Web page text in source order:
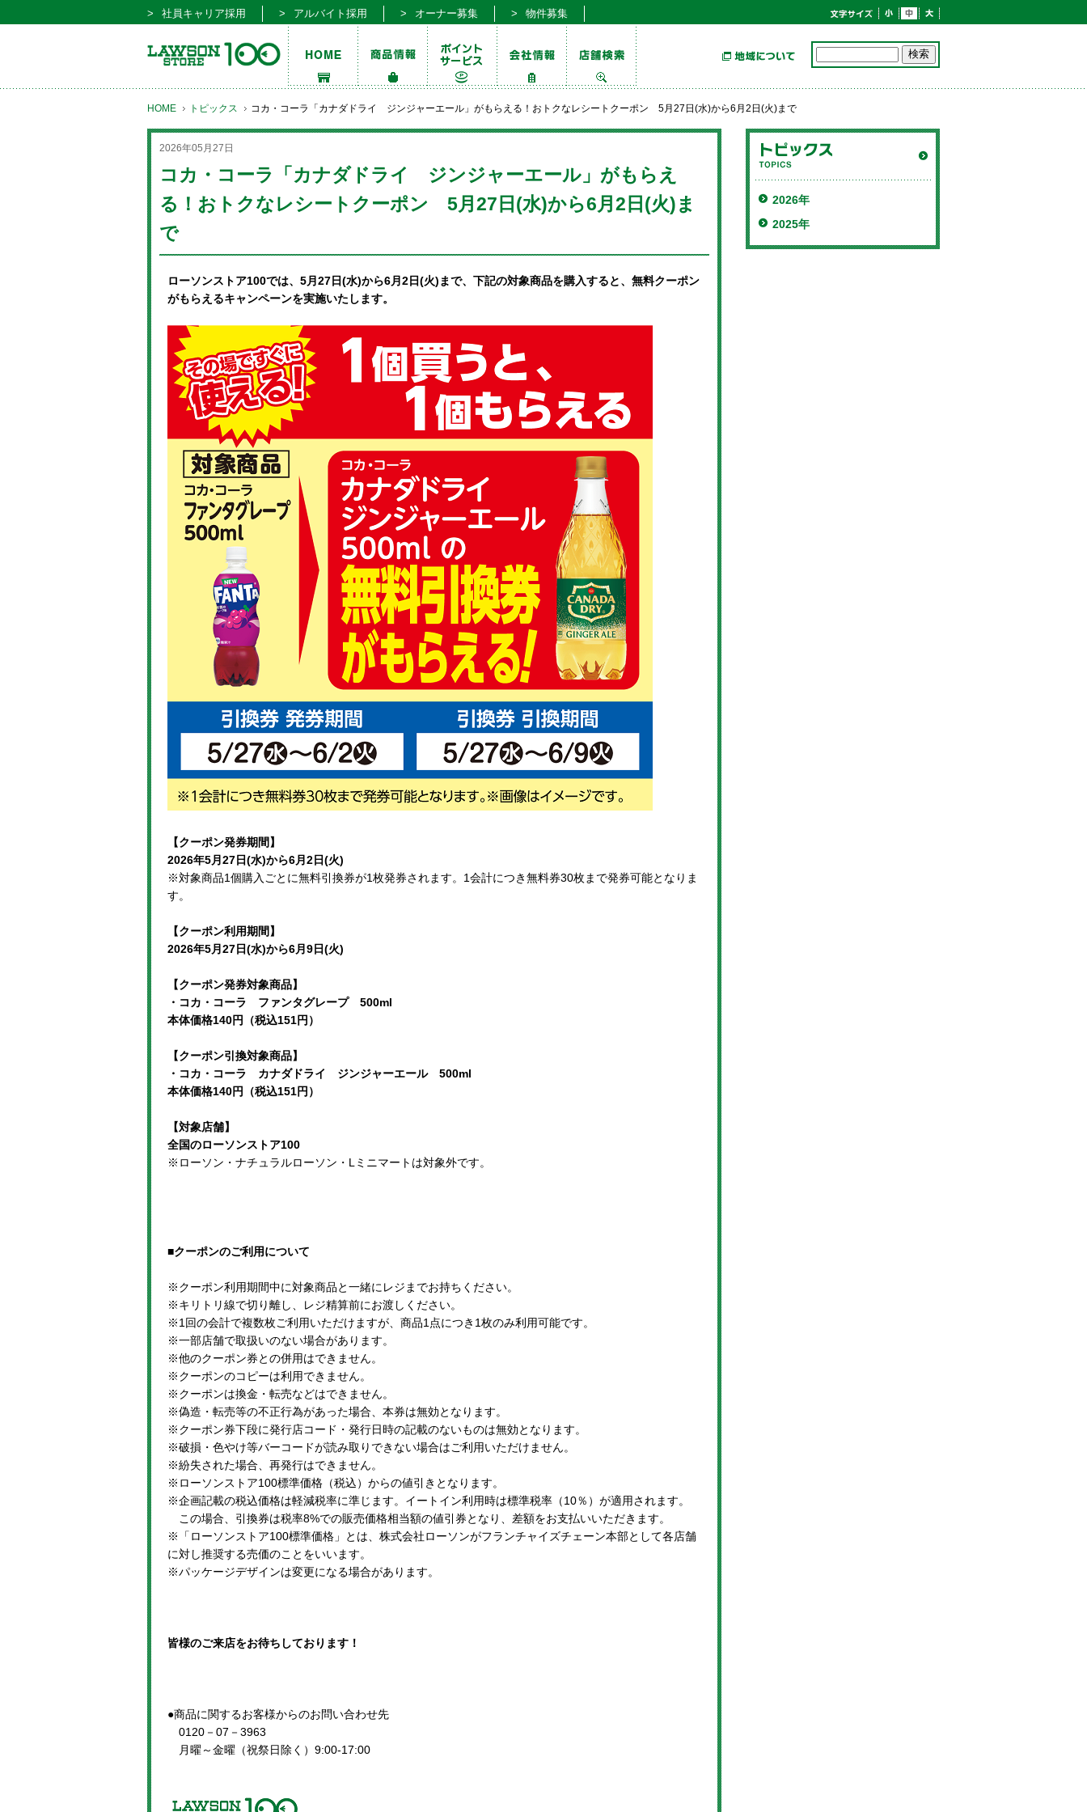
社員キャリア採用 アルバイト採用 オーナー募集 物件募集
HOME トピックス コカ・コーラ「カナダドライ ジンジャーエール」がもらえる！おトクなレシートクーポン 5月27日(水)から6月2日(火)まで
2026年05月27日
コカ・コーラ「カナダドライ ジンジャーエール」がもらえ
る！おトクなレシートクーポン 5月27日(水)から6月2日(火)ま
で
ローソンストア100では、5月27日(水)から6月2日(火)まで、下記の対象商品を購入すると、無料クーポン
がもらえるキャンペーンを実施いたします。
【クーポン発券期間】
2026年5月27日(水)から6月2日(火)
※対象商品1個購入ごとに無料引換券が1枚発券されます。1会計につき無料券30枚まで発券可能となりま
す。
【クーポン利用期間】
2026年5月27日(水)から6月9日(火)
【クーポン発券対象商品】
・コカ・コーラ ファンタグレープ 500ml
本体価格140円（税込151円）
【クーポン引換対象商品】
・コカ・コーラ カナダドライ ジンジャーエール 500ml
本体価格140円（税込151円）
【対象店舗】
全国のローソンストア100
※ローソン・ナチュラルローソン・Lミニマートは対象外です。
■クーポンのご利用について
※クーポン利用期間中に対象商品と一緒にレジまでお持ちください。
※キリトリ線で切り離し、レジ精算前にお渡しください。
※1回の会計で複数枚ご利用いただけますが、商品1点につき1枚のみ利用可能です。
※一部店舗で取扱いのない場合があります。
※他のクーポン券との併用はできません。
※クーポンのコピーは利用できません。
※クーポンは換金・転売などはできません。
※偽造・転売等の不正行為があった場合、本券は無効となります。
※クーポン券下段に発行店コード・発行日時の記載のないものは無効となります。
※破損・色やけ等バーコードが読み取りできない場合はご利用いただけません。
※紛失された場合、再発行はできません。
※ローソンストア100標準価格（税込）からの値引きとなります。
※企画記載の税込価格は軽減税率に準じます。イートイン利用時は標準税率（10％）が適用されます。
この場合、引換券は税率8%での販売価格相当額の値引券となり、差額をお支払いいただきます。
※「ローソンストア100標準価格」とは、株式会社ローソンがフランチャイズチェーン本部として各店舗
に対し推奨する売価のことをいいます。
※パッケージデザインは変更になる場合があります。
皆様のご来店をお待ちしております！
●商品に関するお客様からのお問い合わせ先
0120－07－3963
月曜～金曜（祝祭日除く）9:00-17:00
2026年
2025年